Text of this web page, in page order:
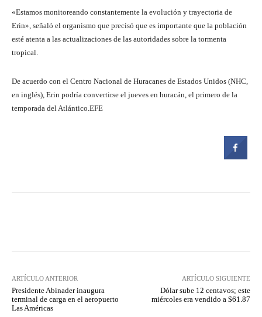
«Estamos monitoreando constantemente la evolución y trayectoria de
Erin», señaló el organismo que precisó que es importante que la población
esté atenta a las actualizaciones de las autoridades sobre la tormenta
tropical.
De acuerdo con el Centro Nacional de Huracanes de Estados Unidos (NHC,
en inglés), Erin podría convertirse el jueves en huracán, el primero de la
temporada del Atlántico.EFE
ARTÍCULO ANTERIOR
Presidente Abinader inaugura
terminal de carga en el aeropuerto
Las Américas
ARTÍCULO SIGUIENTE
Dólar sube 12 centavos; este
miércoles era vendido a $61.87